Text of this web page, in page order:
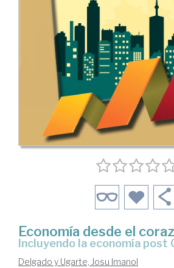
Economía desde el
incluyendo la economía post
Delgado y Ugarte, Josu Imanol